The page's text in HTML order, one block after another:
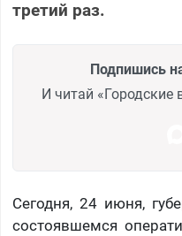
третий раз.
Подпишись
И читай «Городские
Сегодня, 24 июня,
состоявшемся